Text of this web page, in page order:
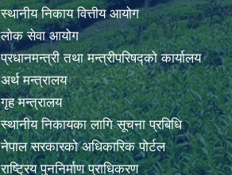
स्थानीय निकाय वित्तीय आयोग
लोक सेवा आयोग
प्रधानमन्त्री तथा मन्त्रीपरिषद्को कार्यालय
अर्थ मन्त्रालय
गृह मन्त्रालय
स्थानीय निकायका लागि सूचना प्रबिधि
नेपाल सरकारको अधिकारिक पोर्टल
राष्ट्रिय पुननिर्माण प्राधिकरण